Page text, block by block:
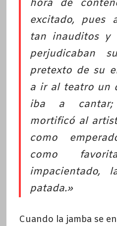
hora de
excitado, pues
tan inauditos y
perjudicaban
pretexto de su
a ir al teatro un
iba a cantar;
mortificó al
como
como
impacientado,
patada.»
Cuando la jamba se